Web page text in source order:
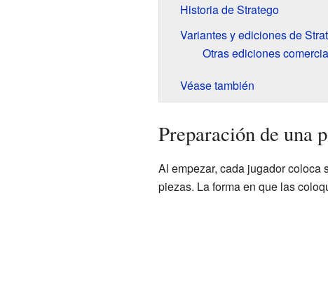
Historia de Stratego
Variantes y ediciones de
Otras ediciones
Véase también
Preparación de una
Al empezar, cada jugador coloca
piezas. La forma en que las